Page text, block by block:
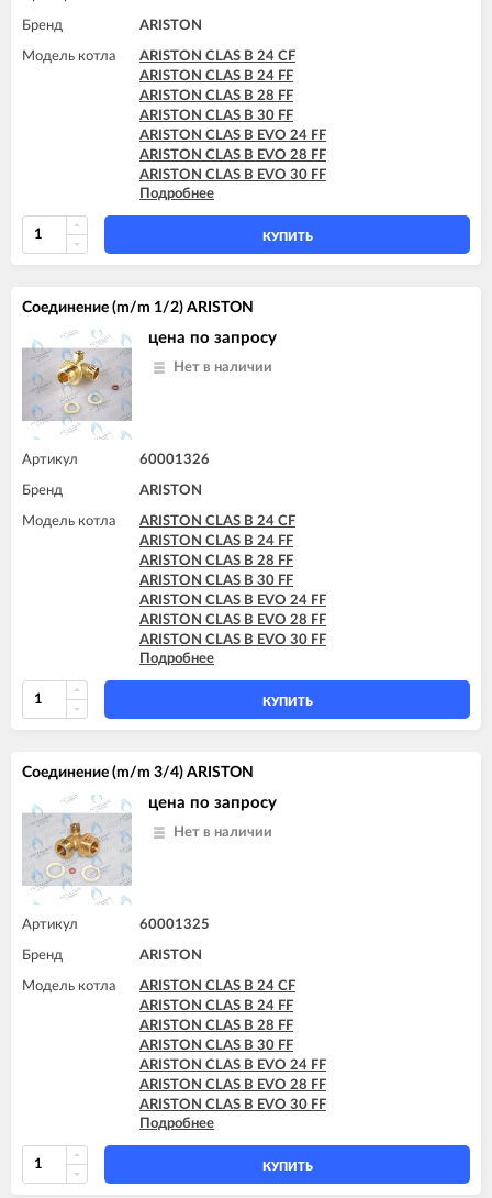
Бренд ARISTON
Модель котла
ARISTON CLAS B 24 CF
ARISTON CLAS B 24 FF
ARISTON CLAS B 28 FF
ARISTON CLAS B 30 FF
ARISTON CLAS B EVO 24 FF
ARISTON CLAS B EVO 28 FF
ARISTON CLAS B EVO 30 FF
ARISTON CLAS B X 24 FF
ARISTON CLAS B X 28 FF
Подробнее
КУПИТЬ
Соединение (m/m 1/2) ARISTON
цена по запросу
Нет в наличии
Артикул 60001326
Бренд ARISTON
Модель котла
ARISTON CLAS B 24 CF
ARISTON CLAS B 24 FF
ARISTON CLAS B 28 FF
ARISTON CLAS B 30 FF
ARISTON CLAS B EVO 24 FF
ARISTON CLAS B EVO 28 FF
ARISTON CLAS B EVO 30 FF
ARISTON CLAS B X 24 FF
ARISTON CLAS B X 28 FF
Подробнее
КУПИТЬ
Соединение (m/m 3/4) ARISTON
цена по запросу
Нет в наличии
Артикул 60001325
Бренд ARISTON
Модель котла
ARISTON CLAS B 24 CF
ARISTON CLAS B 24 FF
ARISTON CLAS B 28 FF
ARISTON CLAS B 30 FF
ARISTON CLAS B EVO 24 FF
ARISTON CLAS B EVO 28 FF
ARISTON CLAS B EVO 30 FF
ARISTON CLAS B X 24 FF
ARISTON CLAS B X 28 FF
Подробнее
КУПИТЬ